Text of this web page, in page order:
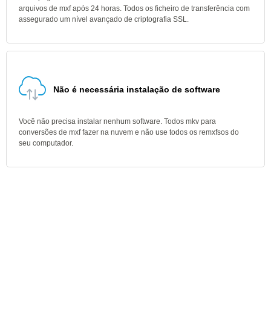
arquivos de mxf após 24 horas. Todos os ficheiro de transferência com
assegurado um nível avançado de criptografia SSL.
Não é necessária instalação de software
Você não precisa instalar nenhum software. Todos mkv para
conversões de mxf fazer na nuvem e não use todos os remxfsos do
seu computador.